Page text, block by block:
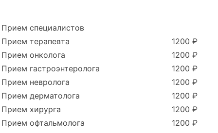
Прием специалистов
Прием терапевта
1200 ₽
Прием онколога
1200 ₽
Прием гастроэнтеролога
1200 ₽
Прием невролога
1200 ₽
Прием дерматолога
1200 ₽
Прием хирурга
1200 ₽
Прием офтальмолога
1200 ₽